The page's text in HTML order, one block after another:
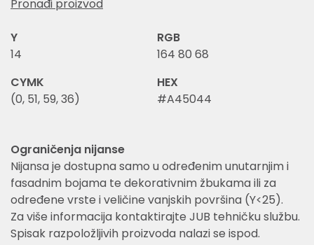
Pronađi proizvod
Y
14
RGB
164 80 68
CYMK
(0, 51, 59, 36)
HEX
#A45044
Ograničenja nijanse
Nijansa je dostupna samo u određenim unutarnjim i
fasadnim bojama te dekorativnim žbukama ili za
određene vrste i veličine vanjskih površina (Y<25).
Za više informacija kontaktirajte JUB tehničku službu.
Spisak razpoložljivih proizvoda nalazi se ispod.